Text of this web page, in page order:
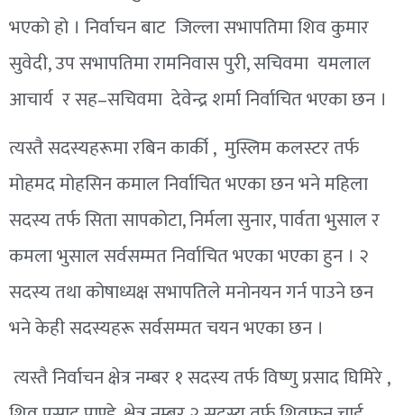
भएको हो । निर्वाचन बाट जिल्ला सभापतिमा शिव कुमार
सुवेदी,उप सभापतिमा रामनिवास पुरी,सचिवमा यमलाल
आचार्य रसह–सचिवमा देवेन्द्रशर्मा निर्वाचित भएका छन ।
त्यस्तैसदस्यहरूमारबिन कार्की , मुस्लिम कलस्टर तर्फ
मोहमदमोहसिनकमाल निर्वाचित भएका छन भने महिला
सदस्य तर्फ सिता सापकोटा, निर्मला सुनार, पार्वताभुसालर
कमलाभुसालसर्वसम्मतनिर्वाचित भएका भएका हुन । २
सदस्यतथाकोषाध्यक्षसभापतिले मनोनयन गर्न पाउने छन
भनेकेहीसदस्यहरूसर्वसम्मत चयन भएका छन ।
त्यस्तै निर्वाचन क्षेत्र नम्बर १ सदस्य तर्फविष्णुप्रसाद घिमिरे ,